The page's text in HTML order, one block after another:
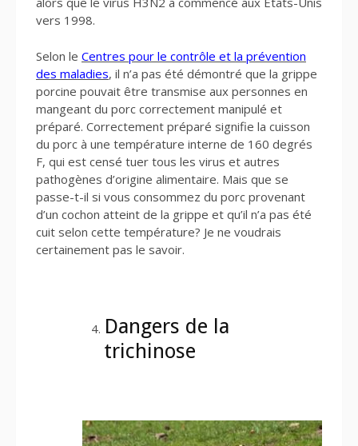
vers 1998.
Selon le Centres pour le contrôle et la prévention
des maladies, il n’a pas été démontré que la grippe
porcine pouvait être transmise aux personnes en
mangeant du porc correctement manipulé et
préparé. Correctement préparé signifie la cuisson
du porc à une température interne de 160 degrés
F, qui est censé tuer tous les virus et autres
pathogènes d’origine alimentaire. Mais que se
passe-t-il si vous consommez du porc provenant
d’un cochon atteint de la grippe et qu’il n’a pas été
cuit selon cette température? Je ne voudrais
certainement pas le savoir.
Dangers de la
trichinose